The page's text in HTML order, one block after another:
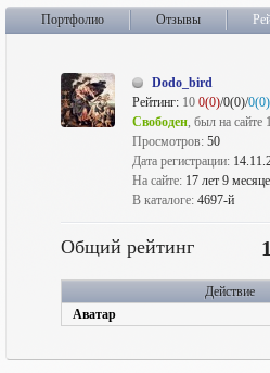
Портфолио Отзывы
Dodo_bird
Рейтинг: 10 0(0)/0(0)/0(0)
Свободен, был на сайте
Просмотров: 50
Дата регистрации:
На сайте: 17 лет 9
В каталоге: 4697-й
Общий рейтинг
Действие
Аватар